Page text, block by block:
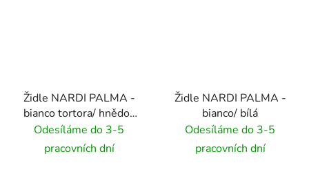
Židle NARDI PALMA -
bianco tortora/ hnědo-
bílá
Odesíláme do 3-5
pracovních dní
Židle NARDI PALMA -
bianco/ bílá
Odesíláme do 3-5
pracovních dní